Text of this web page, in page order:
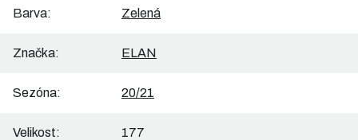
Barva: Zelená
Značka: ELAN
Sezóna: 20/21
Velikost: 177